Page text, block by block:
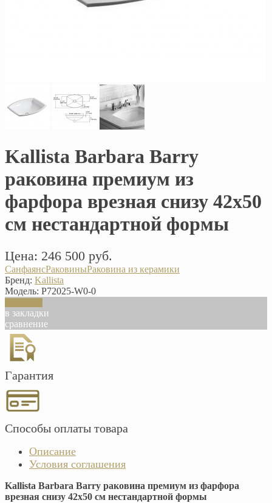
Kallista Barbara Barry
раковина премиум из
фарфора врезная снизу 42х50
см нестандартной формы
Цена: 246 500 руб.
СанфаянсРаковиныРаковина из керамики
Бренд: Kallista
Модель: P72025-W0-0
в закладки
сравнение
Гарантия
Способы оплаты товара
Описание
Условия соглашения
Kallista Barbara Barry раковина премиум из фарфора
врезная снизу 42х50 см нестандартной формы